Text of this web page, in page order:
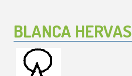
BLANCA HERVAS